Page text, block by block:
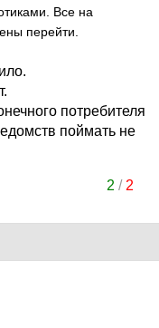
Все на
перейти.
потребителя
поймать не
2 / 2